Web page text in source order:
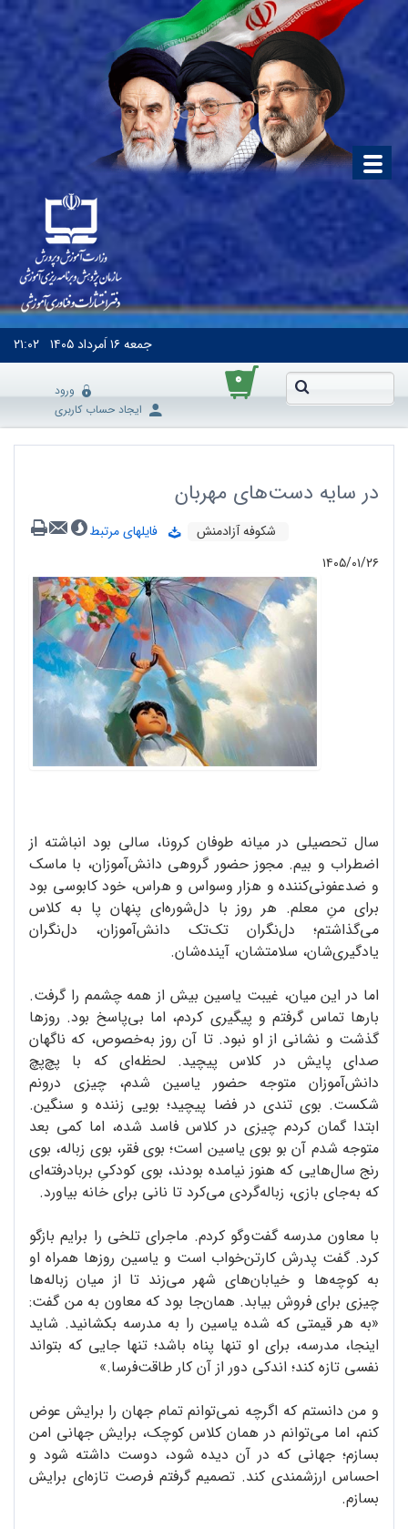
جمعه۱۶ اَمرداد ۱۴۰۵ ۲۱:۰۲
۰
ورود
ایجاد حساب کاربری
در سایه‌ دست‌های مهربان
شکوفه آزادمنش
فایلهای مرتبط
۱۴۰۵/۰۱/۲۶
سال تحصیلی در میانه‌ طوفان کرونا، سالی بود انباشته از
اضطراب و بیم. مجوز حضور گروهی دانش‌آموزان، با ماسک
و ضدعفونی‌کننده و هزار وسواس و هراس، خود کابوسی بود
برای منِ معلم. هر روز با دل‌شوره‌ای پنهان پا به کلاس
می‌گذاشتم؛ دل‌نگران تک‌تک دانش‌آموزان، دل‌نگران
یادگیری‌شان، سلامتشان، آینده‌شان.
اما در این میان، غیبت یاسین بیش از همه چشمم را گرفت.
بارها تماس گرفتم و پیگیری کردم، اما بی‌پاسخ بود. روزها
گذشت و نشانی از او نبود. تا آن روز به‌خصوص، که ناگهان
صدای پایش در کلاس پیچید. لحظه‌ای که با پچ‌پچ
دانش‌آموزان متوجه حضور یاسین شدم، چیزی درونم
شکست. بوی تندی در فضا پیچید؛ بویی زننده و سنگین.
ابتدا گمان کردم چیزی در کلاس فاسد شده، اما کمی بعد
متوجه شدم آن بو بوی یاسین است؛ بوی فقر، بوی زباله، بوی
رنج سال‌هایی که هنوز نیامده بودند، بوی کودکیِ بربادرفته‌ای
که به‌جای بازی، زباله‌گردی می‌کرد تا نانی برای خانه بیاورد.
با معاون مدرسه گفت‌وگو کردم. ماجرای تلخی را برایم بازگو
کرد. گفت پدرش کارتن‌خواب است و یاسین روزها همراه او
به کوچه‌ها و خیابان‌های شهر می‌زند تا از میان زباله‌ها
چیزی برای فروش بیابد. همان‌جا بود که معاون به من گفت:
«به هر قیمتی که شده یاسین را به مدرسه بکشانید. شاید
اینجا، مدرسه، برای او تنها پناه باشد؛ تنها جایی که بتواند
نفسی تازه کند؛ اندکی دور از آن کار طاقت‌فرسا.»
و من دانستم که اگرچه نمی‌توانم تمام جهان را برایش عوض
کنم، اما می‌توانم در همان کلاس کوچک، برایش جهانی امن
بسازم؛ جهانی که در آن دیده شود، دوست داشته شود و
احساس ارزشمندی کند. تصمیم گرفتم فرصت تازه‌ای برایش
بسازم.